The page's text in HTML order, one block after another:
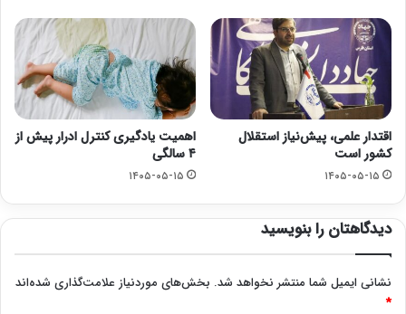
اقتدار علمی، پیش‌نیاز استقلال
کشور است
۱۴۰۵-۰۵-۱۵
اهمیت یادگیری کنترل ادرار پیش از
۴ سالگی
۱۴۰۵-۰۵-۱۵
دیدگاهتان را بنویسید
نشانی ایمیل شما منتشر نخواهد شد. بخش‌های موردنیاز علامت‌گذاری شده‌اند
*